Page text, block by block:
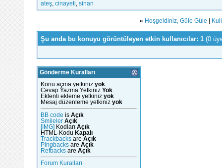
ateş cinayeti sinan
« Hoşgeldiniz, Güle Güle
Şu anda bu konuyu görüntüleyen etkin kullanıcılar: 1 (0
Gönderme Kuralları
Konu açma yetkiniz yok
Cevap Yazma Yetkiniz Yok
Eklenti ekleme yetkiniz yok
Mesaj düzenleme yetkiniz yok
BB code is Açık
Smileler Açık
[IMG] Kodları Açık
HTML-Kodu Kapalı
Trackbacks are Açık
Pingbacks are Açık
Refbacks are Açık
Forum Kuralları